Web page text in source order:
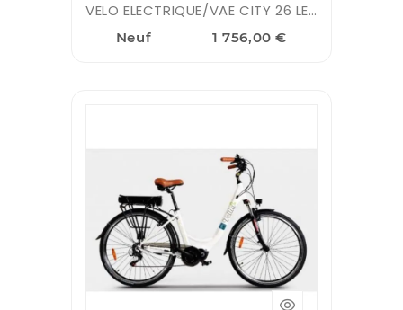
VELO ELECTRIQUE/VAE CITY 26 LEADER FOX LOTUS 2020/2021 MIXTE BLAN ...
Neuf 1 756,00 €